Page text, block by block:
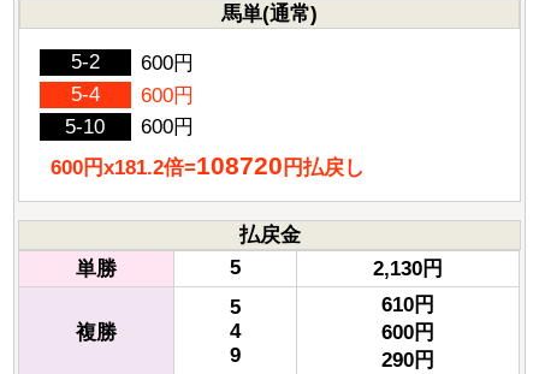
馬単(通常)
5-2
600円
5-4
600円
5-10
600円
600円x181.2倍=108720 円払戻し
払戻金
単勝
5 2,130円
複勝
5
4
9
610円
600円
290円